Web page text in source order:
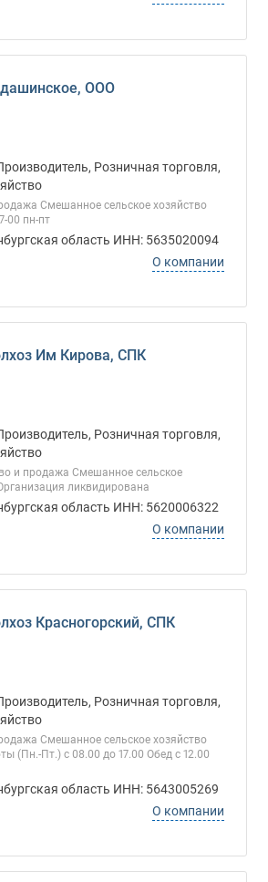
ООО
Розничная торговля,
Смешанное сельское хозяйство
00 пн-пт
область ИНН: 5635020094
О компании
Им Кирова, СПК
Розничная торговля,
и продажа Смешанное сельское
ликвидирована
область ИНН: 5620006322
О компании
Красногорский, СПК
Розничная торговля,
Смешанное сельское хозяйство
(Пн.-Пт.) с 08.00 до 17.00 Обед с 12.00
область ИНН: 5643005269
О компании